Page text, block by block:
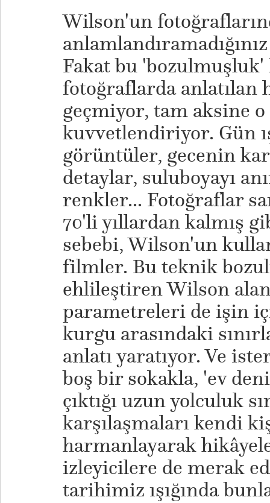
Wilson'un
Fakat bu
fotoğraflarda anlatılan
geçmiyor, tam aksine
kuvvetlendiriyor. Gün
görüntüler, gecenin
detaylar, suluboyayı
renkler... Fotoğraflar
70'li yıllardan kalmış
sebebi, Wilson'un
filmler. Bu teknik
ehlileştiren Wilson
parametreleri de işin
kurgu arasındaki
anlatı yaratıyor. Ve
boş bir sokakla, 'ev
çıktığı uzun yolculuk
karşılaşmaları kendi
harmanlayarak
izleyicilere de merak
tarihimiz ışığında